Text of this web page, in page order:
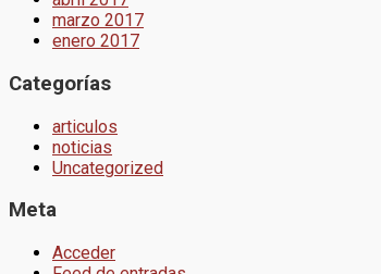
marzo 2017
enero 2017
Categorías
articulos
noticias
Uncategorized
Meta
Acceder